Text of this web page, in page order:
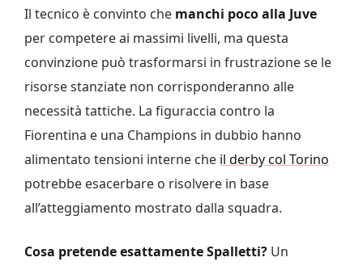
Il tecnico è convinto che manchi poco alla Juve
per competere ai massimi livelli, ma questa
convinzione può trasformarsi in frustrazione se le
risorse stanziate non corrisponderanno alle
necessità tattiche. La figuraccia contro la
Fiorentina e una Champions in dubbio hanno
alimentato tensioni interne che il derby col Torino
potrebbe esacerbare o risolvere in base
all’atteggiamento mostrato dalla squadra.
Cosa pretende esattamente Spalletti? Un